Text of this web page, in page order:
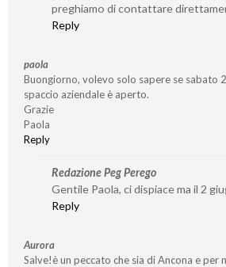
preghiamo di contattare
Reply
paola
Buongiorno, volevo solo sapere se sabato
spaccio aziendale è aperto.
Grazie
Paola
Reply
Redazione Peg Perego
Gentile Paola, ci dispiace ma il 2
Reply
Aurora
Salve!è un peccato che sia di Ancona e per